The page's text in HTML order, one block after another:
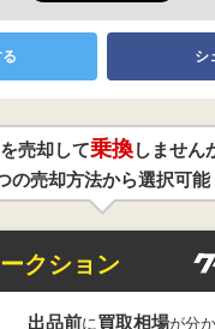
シ
売却して乗換しません
の売却方法から選択可能
クション
出品前に 買取相場が分